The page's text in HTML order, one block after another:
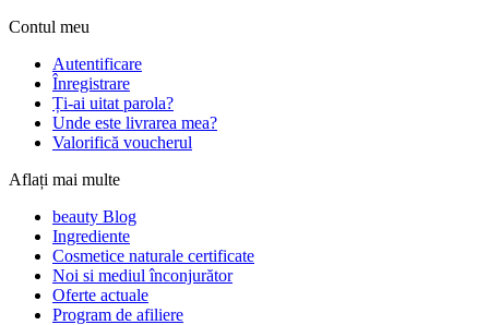
Contul meu
Autentificare
Înregistrare
Ți-ai uitat parola?
Unde este livrarea mea?
Valorifică voucherul
Aflați mai multe
beauty Blog
Ingrediente
Cosmetice naturale certificate
Noi si mediul înconjurător
Oferte actuale
Program de afiliere